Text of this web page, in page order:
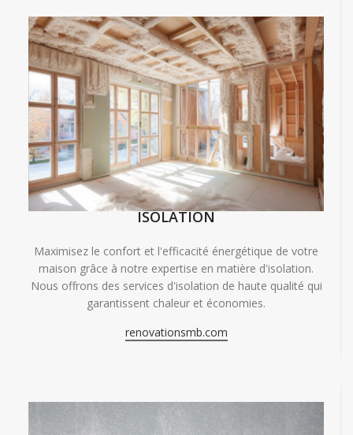
ISOLATION
Maximisez le confort et l'efficacité énergétique de votre
maison grâce à notre expertise en matière d'isolation.
Nous offrons des services d'isolation de haute qualité qui
garantissent chaleur et économies.
renovationsmb.com